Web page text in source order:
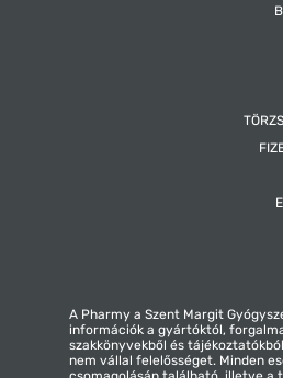
A Pharmy a Szent Margit
információk a gyártóktól,
szakkönyvekből és
nem vállal felelősséget. Minden